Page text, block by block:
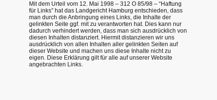
Mit dem Urteil vom 12. Mai 1998 – 312 O 85/98 – “Haftung
für Links” hat das Landgericht Hamburg entschieden, dass
man durch die Anbringung eines Links, die Inhalte der
gelinkten Seite ggf. mit zu verantworten hat. Dies kann nur
dadurch verhindert werden, dass man sich ausdrücklich von
diesen Inhalten distanziert. Hiermit distanzieren wir uns
ausdrücklich von allen Inhalten aller gelinkten Seiten auf
dieser Website und machen uns diese Inhalte nicht zu
eigen. Diese Erklärung gilt für alle auf unserer Website
angebrachten Links.